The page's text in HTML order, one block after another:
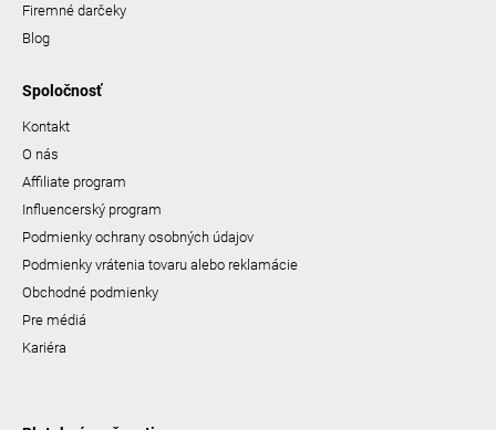
Firemné darčeky
Blog
Spoločnosť
Kontakt
O nás
Affiliate program
Influencerský program
Podmienky ochrany osobných údajov
Podmienky vrátenia tovaru alebo reklamácie
Obchodné podmienky
Pre médiá
Kariéra